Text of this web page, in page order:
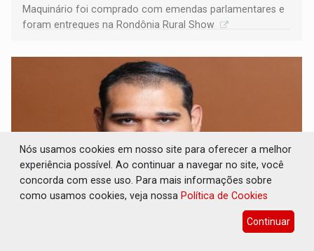
Maquinário foi comprado com emendas parlamentares e
foram entregues na Rondônia Rural Show
Nós usamos cookies em nosso site para oferecer a melhor
experiência possível. Ao continuar a navegar no site, você
concorda com esse uso. Para mais informações sobre
como usamos cookies, veja nossa Política de Cookies
Continuar